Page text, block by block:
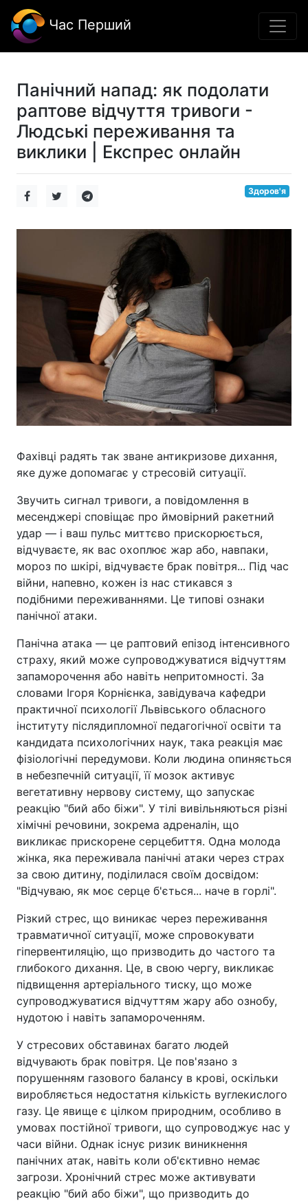
Час Перший
Панічний напад: як подолати
раптове відчуття тривоги -
Людські переживання та
виклики | Експрес онлайн
Здоров'я
Фахівці радять так зване антикризове дихання,
яке дуже допомагає у стресовій ситуації.
Звучить сигнал тривоги, а повідомлення в
месенджері сповіщає про ймовірний ракетний
удар — і ваш пульс миттєво прискорюється,
відчуваєте, як вас охоплює жар або, навпаки,
мороз по шкірі, відчуваєте брак повітря... Під час
війни, напевно, кожен із нас стикався з
подібними переживаннями. Це типові ознаки
панічної атаки.
Панічна атака — це раптовий епізод інтенсивного
страху, який може супроводжуватися відчуттям
запаморочення або навіть непритомності. За
словами Ігоря Корнієнка, завідувача кафедри
практичної психології Львівського обласного
інституту післядипломної педагогічної освіти та
кандидата психологічних наук, така реакція має
фізіологічні передумови. Коли людина опиняється
в небезпечній ситуації, її мозок активує
вегетативну нервову систему, що запускає
реакцію "бий або біжи". У тілі вивільняються різні
хімічні речовини, зокрема адреналін, що
викликає прискорене серцебиття. Одна молода
жінка, яка переживала панічні атаки через страх
за свою дитину, поділилася своїм досвідом:
"Відчуваю, як моє серце б'ється... наче в горлі".
Різкий стрес, що виникає через переживання
травматичної ситуації, може спровокувати
гіпервентиляцію, що призводить до частого та
глибокого дихання. Це, в свою чергу, викликає
підвищення артеріального тиску, що може
супроводжуватися відчуттям жару або ознобу,
нудотою і навіть запамороченням.
У стресових обставинах багато людей
відчувають брак повітря. Це пов'язано з
порушенням газового балансу в крові, оскільки
виробляється недостатня кількість вуглекислого
газу. Це явище є цілком природним, особливо в
умовах постійної тривоги, що супроводжує нас у
часи війни. Однак існує ризик виникнення
панічних атак, навіть коли об'єктивно немає
загрози. Хронічний стрес може активувати
реакцію "бий або біжи", що призводить до